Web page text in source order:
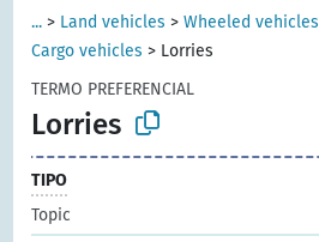
... > Land vehicles >Wheeled vehicles
Cargo vehicles > Lorries
TERMO PREFERENCIAL
Lorries
TIPO
Topic